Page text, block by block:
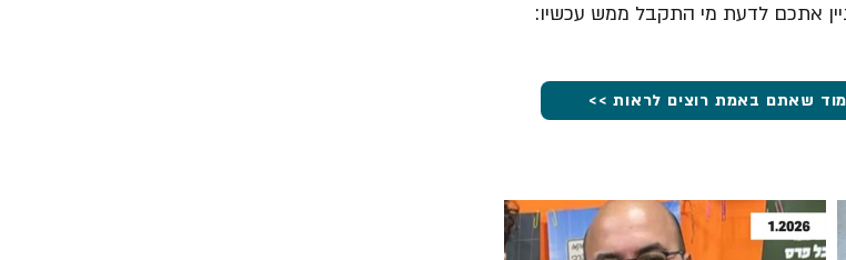
אתכם לדעת מי התקבל ממש עכשיו:
שאתם באמת רוצים לראות >>